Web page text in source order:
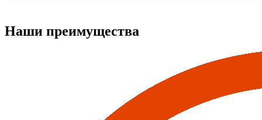
Наши преимущества